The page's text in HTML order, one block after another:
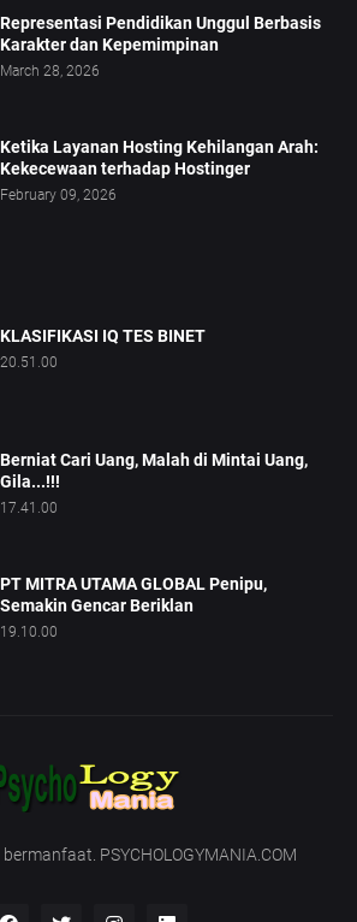
Representasi Pendidikan Unggul Berbasis
Karakter dan Kepemimpinan
March 28, 2026
Ketika Layanan Hosting Kehilangan Arah:
Kekecewaan terhadap Hostinger
February 09, 2026
KLASIFIKASI IQ TES BINET
20.51.00
Berniat Cari Uang, Malah di Mintai Uang,
Gila...!!!
17.41.00
PT MITRA UTAMA GLOBAL Penipu,
Semakin Gencar Beriklan
19.10.00
PSYCHOLOGYMANIA.COM